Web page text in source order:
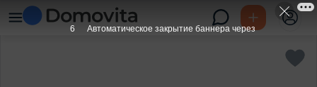
6 Автоматическое закрытие баннера через